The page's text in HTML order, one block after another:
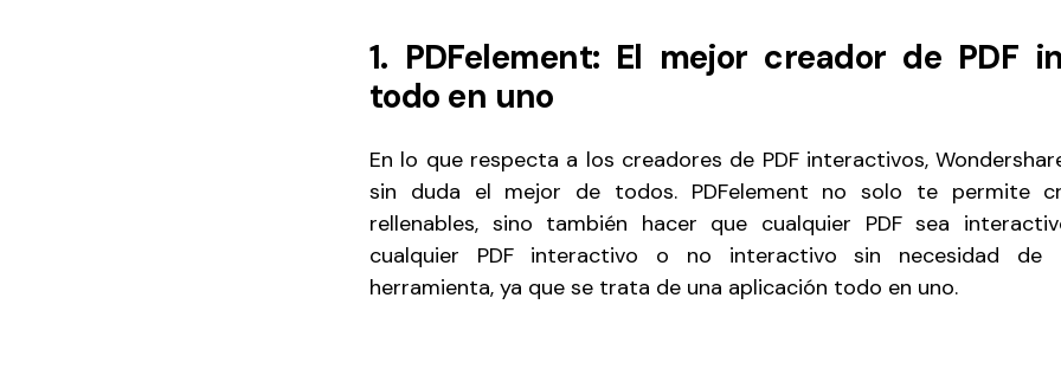
1. PDFelement: El mejor creador de PDF
todo en uno
En lo que respecta a los creadores de PDF interactivos,
sin duda el mejor de todos. PDFelement no solo te permite
rellenables, sino también hacer que cualquier PDF sea
cualquier PDF interactivo o no interactivo sin necesidad
herramienta, ya que se trata de una aplicación todo en uno.